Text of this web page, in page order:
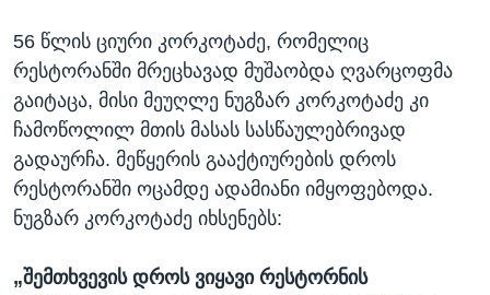
56 წლის ციური კორკოტაძე, რომელიც
რესტორანში მრეცხავად მუშაობდა ღვარცოფმა
გაიტაცა, მისი მეუღლე ნუგზარ კორკოტაძე კი
ჩამოწოლილ მთის მასას სასწაულებრივად
გადაურჩა. მეწყერის გააქტიურების დროს
რესტორანში ოცამდე ადამიანი იმყოფებოდა.
ნუგზარ კორკოტაძე იხსენებს:
„შემთხვევის დროს ვიყავი რესტორნის